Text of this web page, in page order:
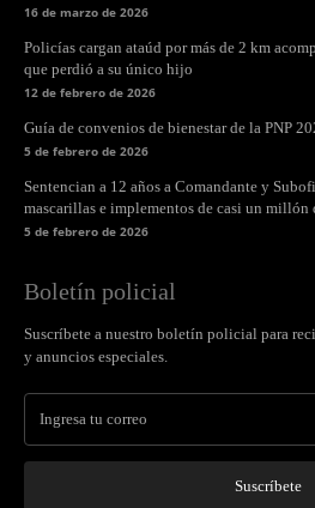
16 de marzo de 2026
Policías cargan ataúd por más de 2 km
que perdió a su único hijo
12 de febrero de 2026
Guía de convenios de bienestar de la PNP
5 de febrero de 2026
Sentencian a 12 años a Comandante y
mascarillas e implementos de casi un
5 de febrero de 2026
Boletín policial
Suscríbete a nuestro boletín policial para
y anuncios especiales.
Suscríbete